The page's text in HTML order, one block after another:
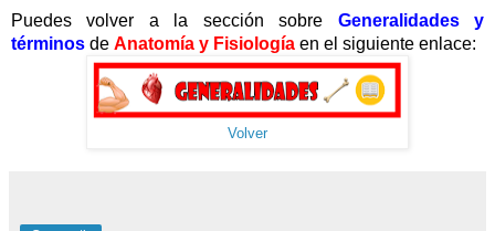
Puedes volver a la sección sobre Generalidades y
términos de Anatomía y Fisiología en el siguiente enlace:
Volver